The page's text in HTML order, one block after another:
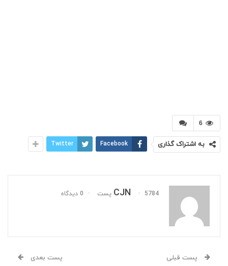
6
به اشتراک گذاری Facebook
Twitter
CJN 5784 پست 0 دیدگاه
پست قبلی پست بعدی